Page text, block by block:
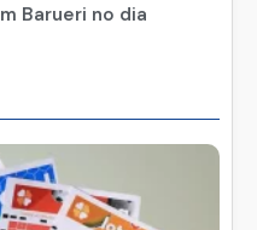
Barueri no dia